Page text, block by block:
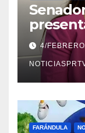
4/
FARÁNDULA